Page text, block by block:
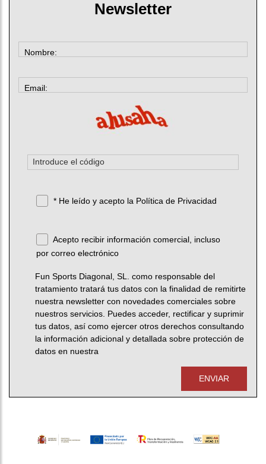
Newsletter
Nombre:
Email:
* He leído y acepto la Política de Privacidad
Acepto recibir información comercial, incluso
por correo electrónico
Fun Sports Diagonal, SL. como responsable del
tratamiento tratará tus datos con la finalidad de remitirte
nuestra newsletter con novedades comerciales sobre
nuestros servicios. Puedes acceder, rectificar y suprimir
tus datos, así como ejercer otros derechos consultando
la información adicional y detallada sobre protección de
datos en nuestra
ENVIAR